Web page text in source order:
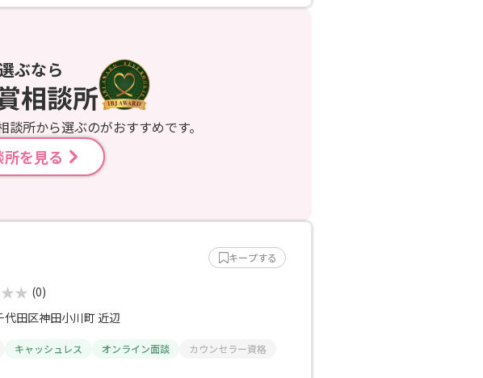
ぶなら
談所から選ぶのがおすすめです。
を見る
キープする
(0)
代田区神田小川町 近辺
キャッシュレス オンライン面談 カウンセラー資格